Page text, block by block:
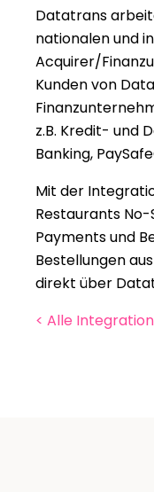
Datatrans
nationalen und
Acquirer/
Kunden von
z.B. Kredit- und
Banking,
Mit der
Restaurants
Payments und
Bestellungen
direkt über
< Alle